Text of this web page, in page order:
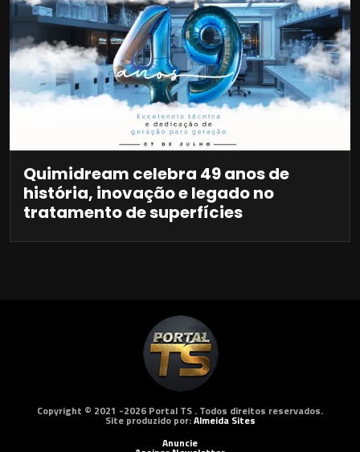
Quimidream celebra 49 anos de
história, inovação e legado no
tratamento de superfícies
Copyright © 2021 -2026 Portal TS . Todos direitos reservados.
Site produzido por:Almeida Sites
Anuncie